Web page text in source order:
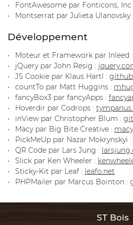
FontAwesome par Fonticons, Inc
Montserrat par Julieta Ulanovsky :
Développement
Moteur et Framework par Inleed :
jQuery par John Resig :
JS Cookie par Klaus Hartl :
countTo par Matt Huggins :
fancyBox3 par fancyApps :
Hoverdir par Codrops :
inView par Christopher Blum :
Macy par Big Bite Creative :
PickMeUp par Nazar Mokrynskyi :
QR Code par Lars Jung :
Slick par Ken Wheeler :
Sticky-Kit par Leaf : leafo.net
PHPMailer par Marcus Bointon :
ST Bois